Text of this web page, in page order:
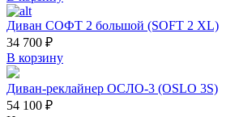
Диван СОФТ 2 большой (SOFT 2 XL)
34 700 ₽
В корзину
Диван-реклайнер ОСЛО-3 (OSLO 3S)
54 100 ₽